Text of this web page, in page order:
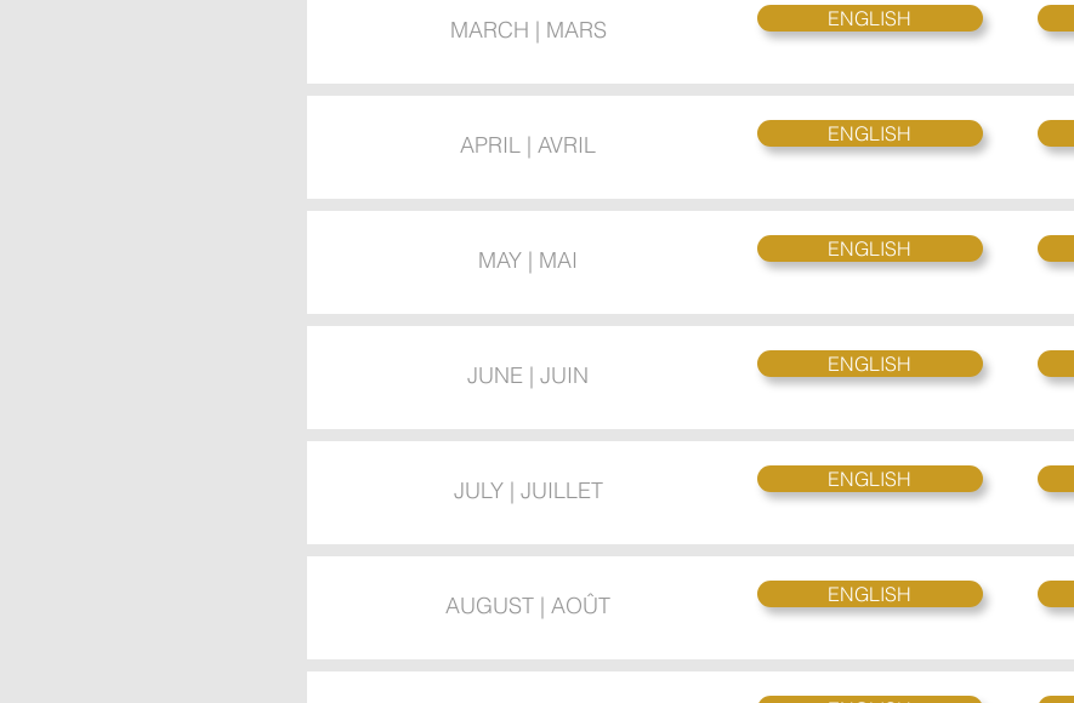
MARCH | MARS ENGLISH
APRIL | AVRIL ENGLISH
MAY | MAI ENGLISH
JUNE | JUIN ENGLISH
JULY | JUILLET ENGLISH
AUGUST | AOÛT ENGLISH